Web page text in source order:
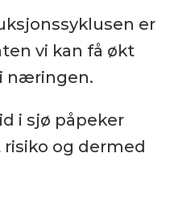
er
vi kan få økt
næringen.
i sjø påpeker
og dermed